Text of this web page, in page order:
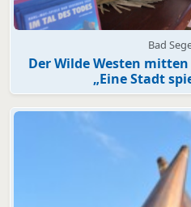
Bad
Der Wilde Westen
„Eine Stadt